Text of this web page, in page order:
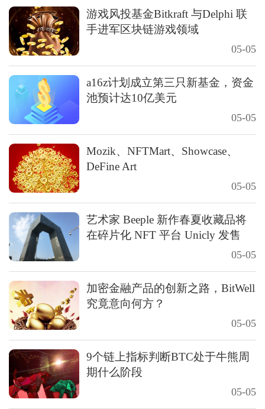
游戏风投基金Bitkraft 与Delphi 联
手进军区块链游戏领域
05-05
a16z计划成立第三只新基金，资金
池预计达10亿美元
05-05
Mozik、NFTMart、Showcase、
DeFine Art
05-05
艺术家 Beeple 新作春夏收藏品将
在碎片化 NFT 平台 Unicly 发售
05-05
加密金融产品的创新之路，BitWell
究竟意向何方？
05-05
9个链上指标判断BTC处于牛熊周
期什么阶段
05-05